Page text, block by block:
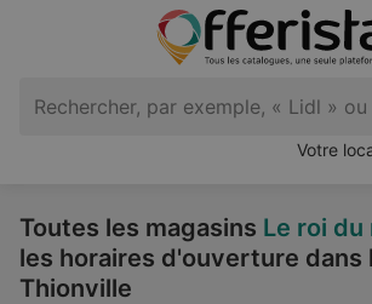
Votre
Toutes les magasins Le roi du
les horaires d'ouverture dans
Thionville